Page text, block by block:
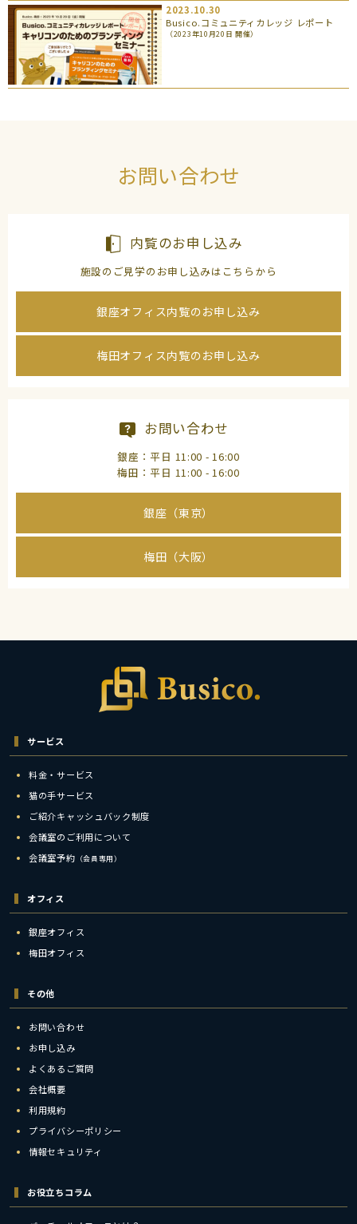
2023.10.30
Busico.コミュニティカレッジ レポート
（2023年10月20日 開催）
お問い合わせ
内覧のお申し込み
施設のご見学のお申し込みはこちらから
銀座オフィス内覧のお申し込み
梅田オフィス内覧のお申し込み
お問い合わせ
銀座：平日 11:00 - 16:00
梅田：平日 11:00 - 16:00
銀座（東京）
梅田（大阪）
サービス
料金・サービス
猫の手サービス
ご紹介キャッシュバック制度
会議室のご利用について
会議室予約 （会員専用）
オフィス
銀座オフィス
梅田オフィス
その他
お問い合わせ
お申し込み
よくあるご質問
会社概要
利用規約
プライバシーポリシー
情報セキュリティ
お役立ちコラム